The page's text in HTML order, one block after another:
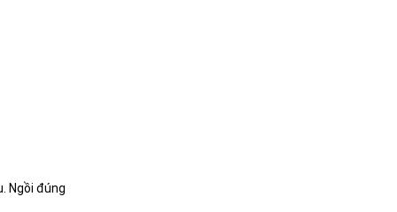
Ngồi đúng